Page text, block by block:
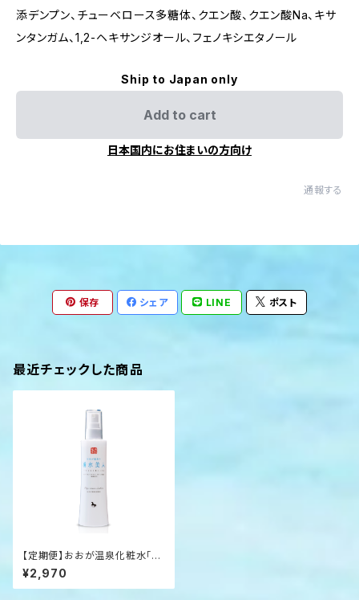
添デンプン、チューベロース多糖体、クエン酸、クエン酸Na、キサ
ンタンガム、1,2-ヘキサンジオール、フェノキシエタノール
Ship to Japan only
Add to cart
日本国内にお住まいの方向け
通報する
保存 シェア LINE ポスト
最近チェックした商品
【定期便】おおが温泉化粧水「涌
水美人」 200ml
¥2,970